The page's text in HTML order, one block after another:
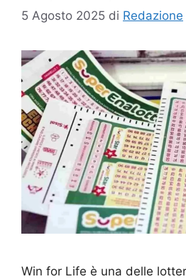
5 Agosto 2025 di Redazione
Win for Life è una delle